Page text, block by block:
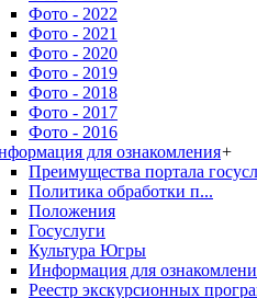
Фото - 2022
Фото - 2021
Фото - 2020
Фото - 2019
Фото - 2018
Фото - 2017
Фото - 2016
для ознакомления+
Преимущества портала
Политика обработки п...
Положения
Госуслуги
Культура Югры
Информация для
Реестр экскурсионных